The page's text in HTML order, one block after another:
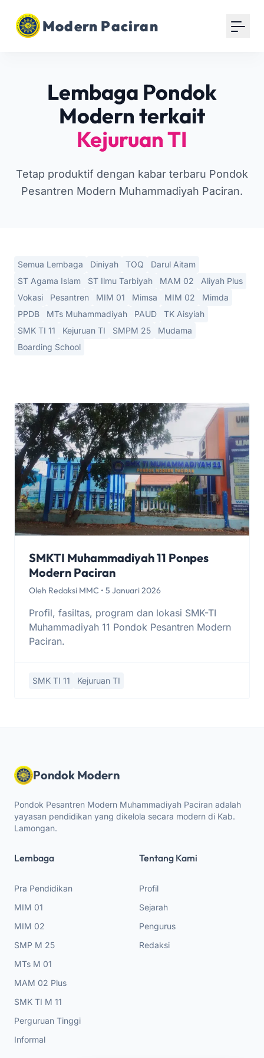
Modern Paciran
Lembaga Pondok
Modern terkait
Kejuruan TI
Tetap produktif dengan kabar terbaru Pondok
Pesantren Modern Muhammadiyah Paciran.
Semua Lembaga Diniyah TOQ
Darul Aitam
ST Agama Islam
ST Ilmu Tarbiyah MAM 02
Aliyah Plus
Vokasi
Pesantren MIM 01 Mimsa MIM 02
Mimda
PPDB
MTs Muhammadiyah PAUD
TK Aisyiah
SMK TI 11
Kejuruan TI SMPM 25
Mudama
Boarding School
SMKTI Muhammadiyah 11 Ponpes
Modern Paciran
Oleh Redaksi MMC • 5 Januari 2026
Profil, fasiltas, program dan lokasi SMK-TI
Muhammadiyah 11 Pondok Pesantren Modern
Paciran.
SMK TI 11 Kejuruan TI
Pondok Modern
Pondok Pesantren Modern Muhammadiyah Paciran adalah
yayasan pendidikan yang dikelola secara modern di Kab.
Lamongan.
Lembaga
Pra Pendidikan
MIM 01
MIM 02
SMP M 25
MTs M 01
MAM 02 Plus
SMK TI M 11
Perguruan Tinggi
Informal
Tentang Kami
Profil
Sejarah
Pengurus
Redaksi